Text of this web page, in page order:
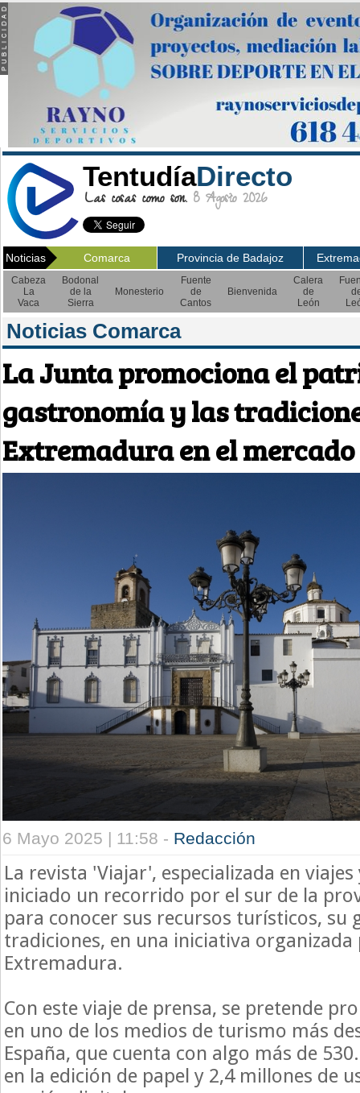
TentudíaDirecto
Las cosas como son. 8 Agosto 2026
Noticias Comarca Provincia de Badajoz
Cabeza
La
Vaca
Bodonal
de la
Sierra
Monesterio
Fuente
de
Cantos
Bienvenida
Calera
de
León
Noticias Comarca
La Junta promociona el
gastronomía y las
Extremadura en el
6 Mayo 2025 | 11:58 - Redacción
La revista 'Viajar', especializada en
iniciado un recorrido por el sur de la
para conocer sus recursos turísticos, su
tradiciones, en una iniciativa organizada
Extremadura.
Con este viaje de prensa, se pretende
en uno de los medios de turismo más
España, que cuenta con algo más de
en la edición de papel y 2,4 millones de